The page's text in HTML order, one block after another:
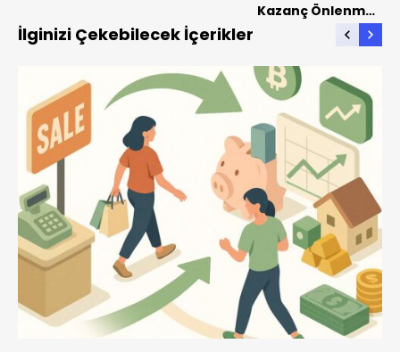
Kazanç Önlenmek
İsteniyor
İlginizi Çekebilecek İçerikler